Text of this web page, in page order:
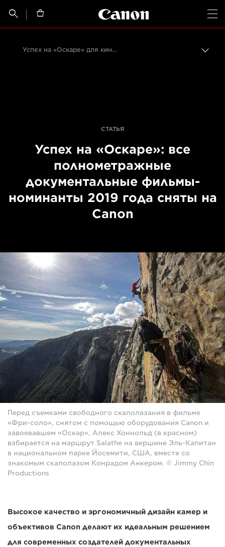
 
Canon Logo, back
Успех на «Оскаре» для кинематографистов, работающих с Canon
СТАТЬЯ
Успех на «Оскаре»: все
полнометражные
документальные фильмы-
номинанты 2019 года сняты на
Canon
Перед съемками свободного скалолазания в фильме
«Фри-соло», снятом с помощью оборудования Canon и
завоевавшем «Оскар», Алекс Хоннольд (в красном)
взбирается на маршрут Salathe на вершине Эль-Капитан
в национальном парке Йосемити, США, вместе со
знакомым скалолазом Конрадом Анкером. © Jimmy Chin
Productions
Высокое качество и эргономичный дизайн камер и
объективов Canon делают их идеальным решением
для современных создателей документальных